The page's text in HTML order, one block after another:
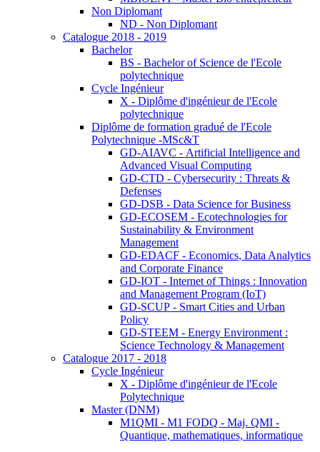
Non Diplomant
ND - Non Diplomant
Catalogue 2018 - 2019
Bachelor
BS - Bachelor of Science de l'Ecole
polytechnique
Cycle Ingénieur
X - Diplôme d'ingénieur de l'Ecole
polytechnique
Diplôme de formation gradué de l'Ecole
Polytechnique -MSc&T
GD-AIAVC - Artificial Intelligence and
Advanced Visual Computing
GD-CTD - Cybersecurity : Threats &
Defenses
GD-DSB - Data Science for Business
GD-ECOSEM - Ecotechnologies for
Sustainability & Environment
Management
GD-EDACF - Economics, Data Analytics
and Corporate Finance
GD-IOT - Internet of Things : Innovation
and Management Program (IoT)
GD-SCUP - Smart Cities and Urban
Policy
GD-STEEM - Energy Environment :
Science Technology & Management
Catalogue 2017 - 2018
Cycle Ingénieur
X - Diplôme d'ingénieur de l'Ecole
Polytechnique
Master (DNM)
M1QMI - M1 FODQ - Maj. QMI -
Quantique, mathematiques, informatique